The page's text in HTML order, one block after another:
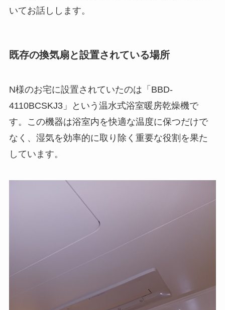
いてお話しします。
既存の換気扇と設置されている場所
N様のお宅に設置されていたのは「BBD-
4110BCSKJ3」という温水式浴室暖房乾燥機で
す。この機器は浴室内を快適な温度に保つだけで
なく、湿気を効率的に取り除く重要な役割を果た
しています。